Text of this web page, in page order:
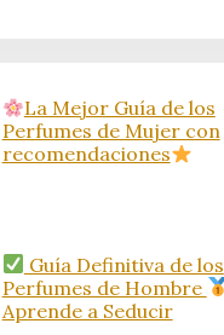
La Mejor Guía de los
Perfumes de Mujer con
recomendaciones
Guía Definitiva de los
Perfumes de Hombre
Aprende a Seducir